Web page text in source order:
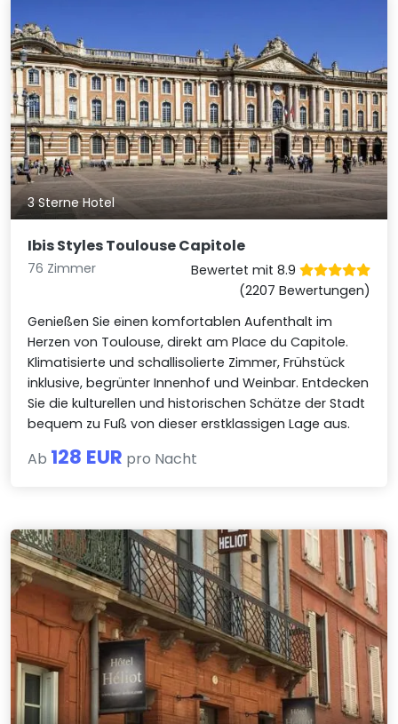
3 Sterne Hotel
Ibis Styles Toulouse Capitole
76 Zimmer
Bewertet mit 8.9
(2207 Bewertungen)
Genießen Sie einen komfortablen Aufenthalt im
Herzen von Toulouse, direkt am Place du Capitole.
Klimatisierte und schallisolierte Zimmer, Frühstück
inklusive, begrünter Innenhof und Weinbar. Entdecken
Sie die kulturellen und historischen Schätze der Stadt
bequem zu Fuß von dieser erstklassigen Lage aus.
Ab 128 EUR pro Nacht